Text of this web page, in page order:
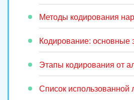
Методы кодирования
Кодирование: основные
Этапы кодирования от
Список использованной